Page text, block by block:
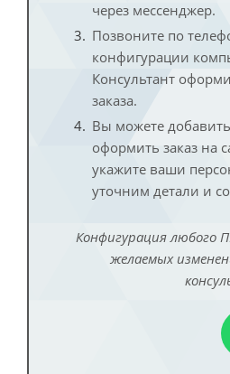
через мессенджер.
Позвоните по
конфигурации
Консультант
заказа.
Вы можете
оформить заказ на
укажите ваши
уточним детали и
Конфигурация любого
желаемых